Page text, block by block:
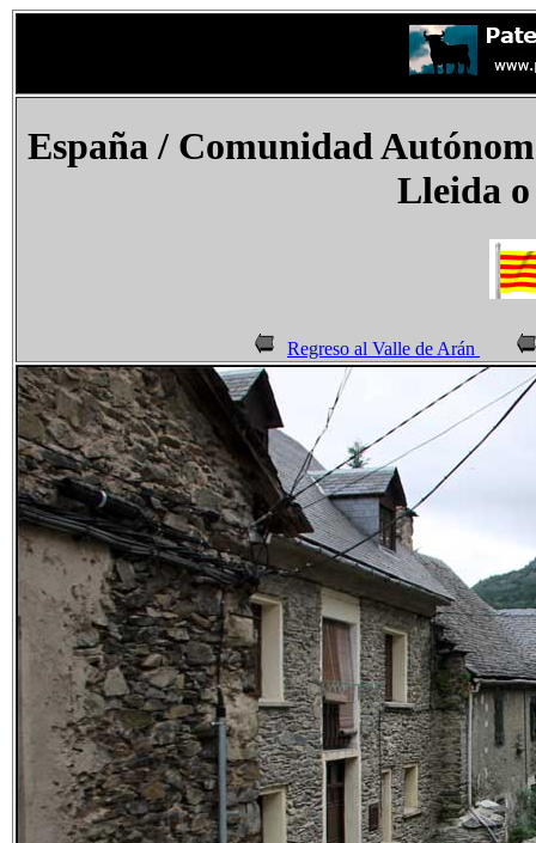
España/ Comunidad
Lleida
Regreso al Valle de Arán